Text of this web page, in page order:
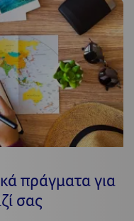
πράγματα για
σας